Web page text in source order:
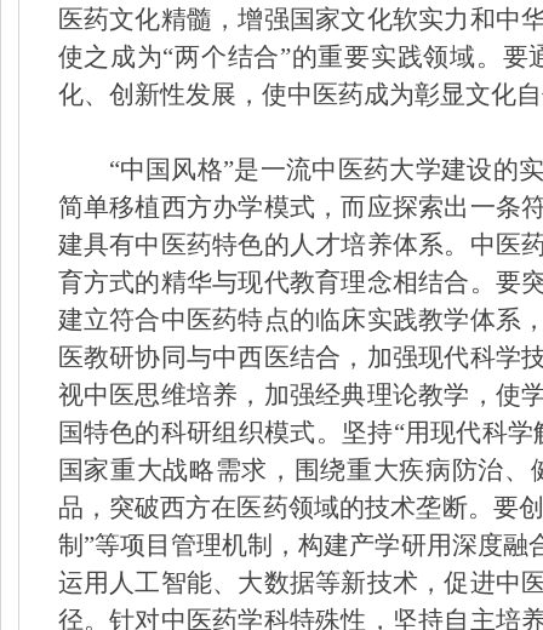
医药文化精髓，增强国家文化软实力和中
使之成为“两个结合”的重要实践领域。
化、创新性发展，使中医药成为彰显文化
“中国风格”是一流中医药大学建设的
简单移植西方办学模式，而应探索出一条
建具有中医药特色的人才培养体系。中医
育方式的精华与现代教育理念相结合。要
建立符合中医药特点的临床实践教学体系
医教研协同与中西医结合，加强现代科学
视中医思维培养，加强经典理论教学，使
国特色的科研组织模式。坚持“用现代科
国家重大战略需求，围绕重大疾病防治
品，突破西方在医药领域的技术垄断。要
制”等项目管理机制，构建产学研用深度
运用人工智能、大数据等新技术，促进中
径。针对中医药学科特殊性，坚持自主培